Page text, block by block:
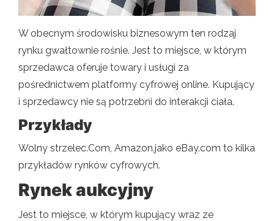
W obecnym środowisku biznesowym ten rodzaj
rynku gwałtownie rośnie. Jest to miejsce, w którym
sprzedawca oferuje towary i usługi za
pośrednictwem platformy cyfrowej online. Kupujący
i sprzedawcy nie są potrzebni do interakcji ciała.
Przykłady
Wolny strzelec.Com, Amazon.jako eBay.com to kilka
przykładów rynków cyfrowych.
Rynek aukcyjny
Jest to miejsce, w którym kupujący wraz ze